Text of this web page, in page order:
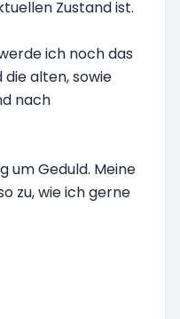
Zustand ist.
ich noch das
alten, sowie
nach
um Geduld. Meine
zu, wie ich gerne